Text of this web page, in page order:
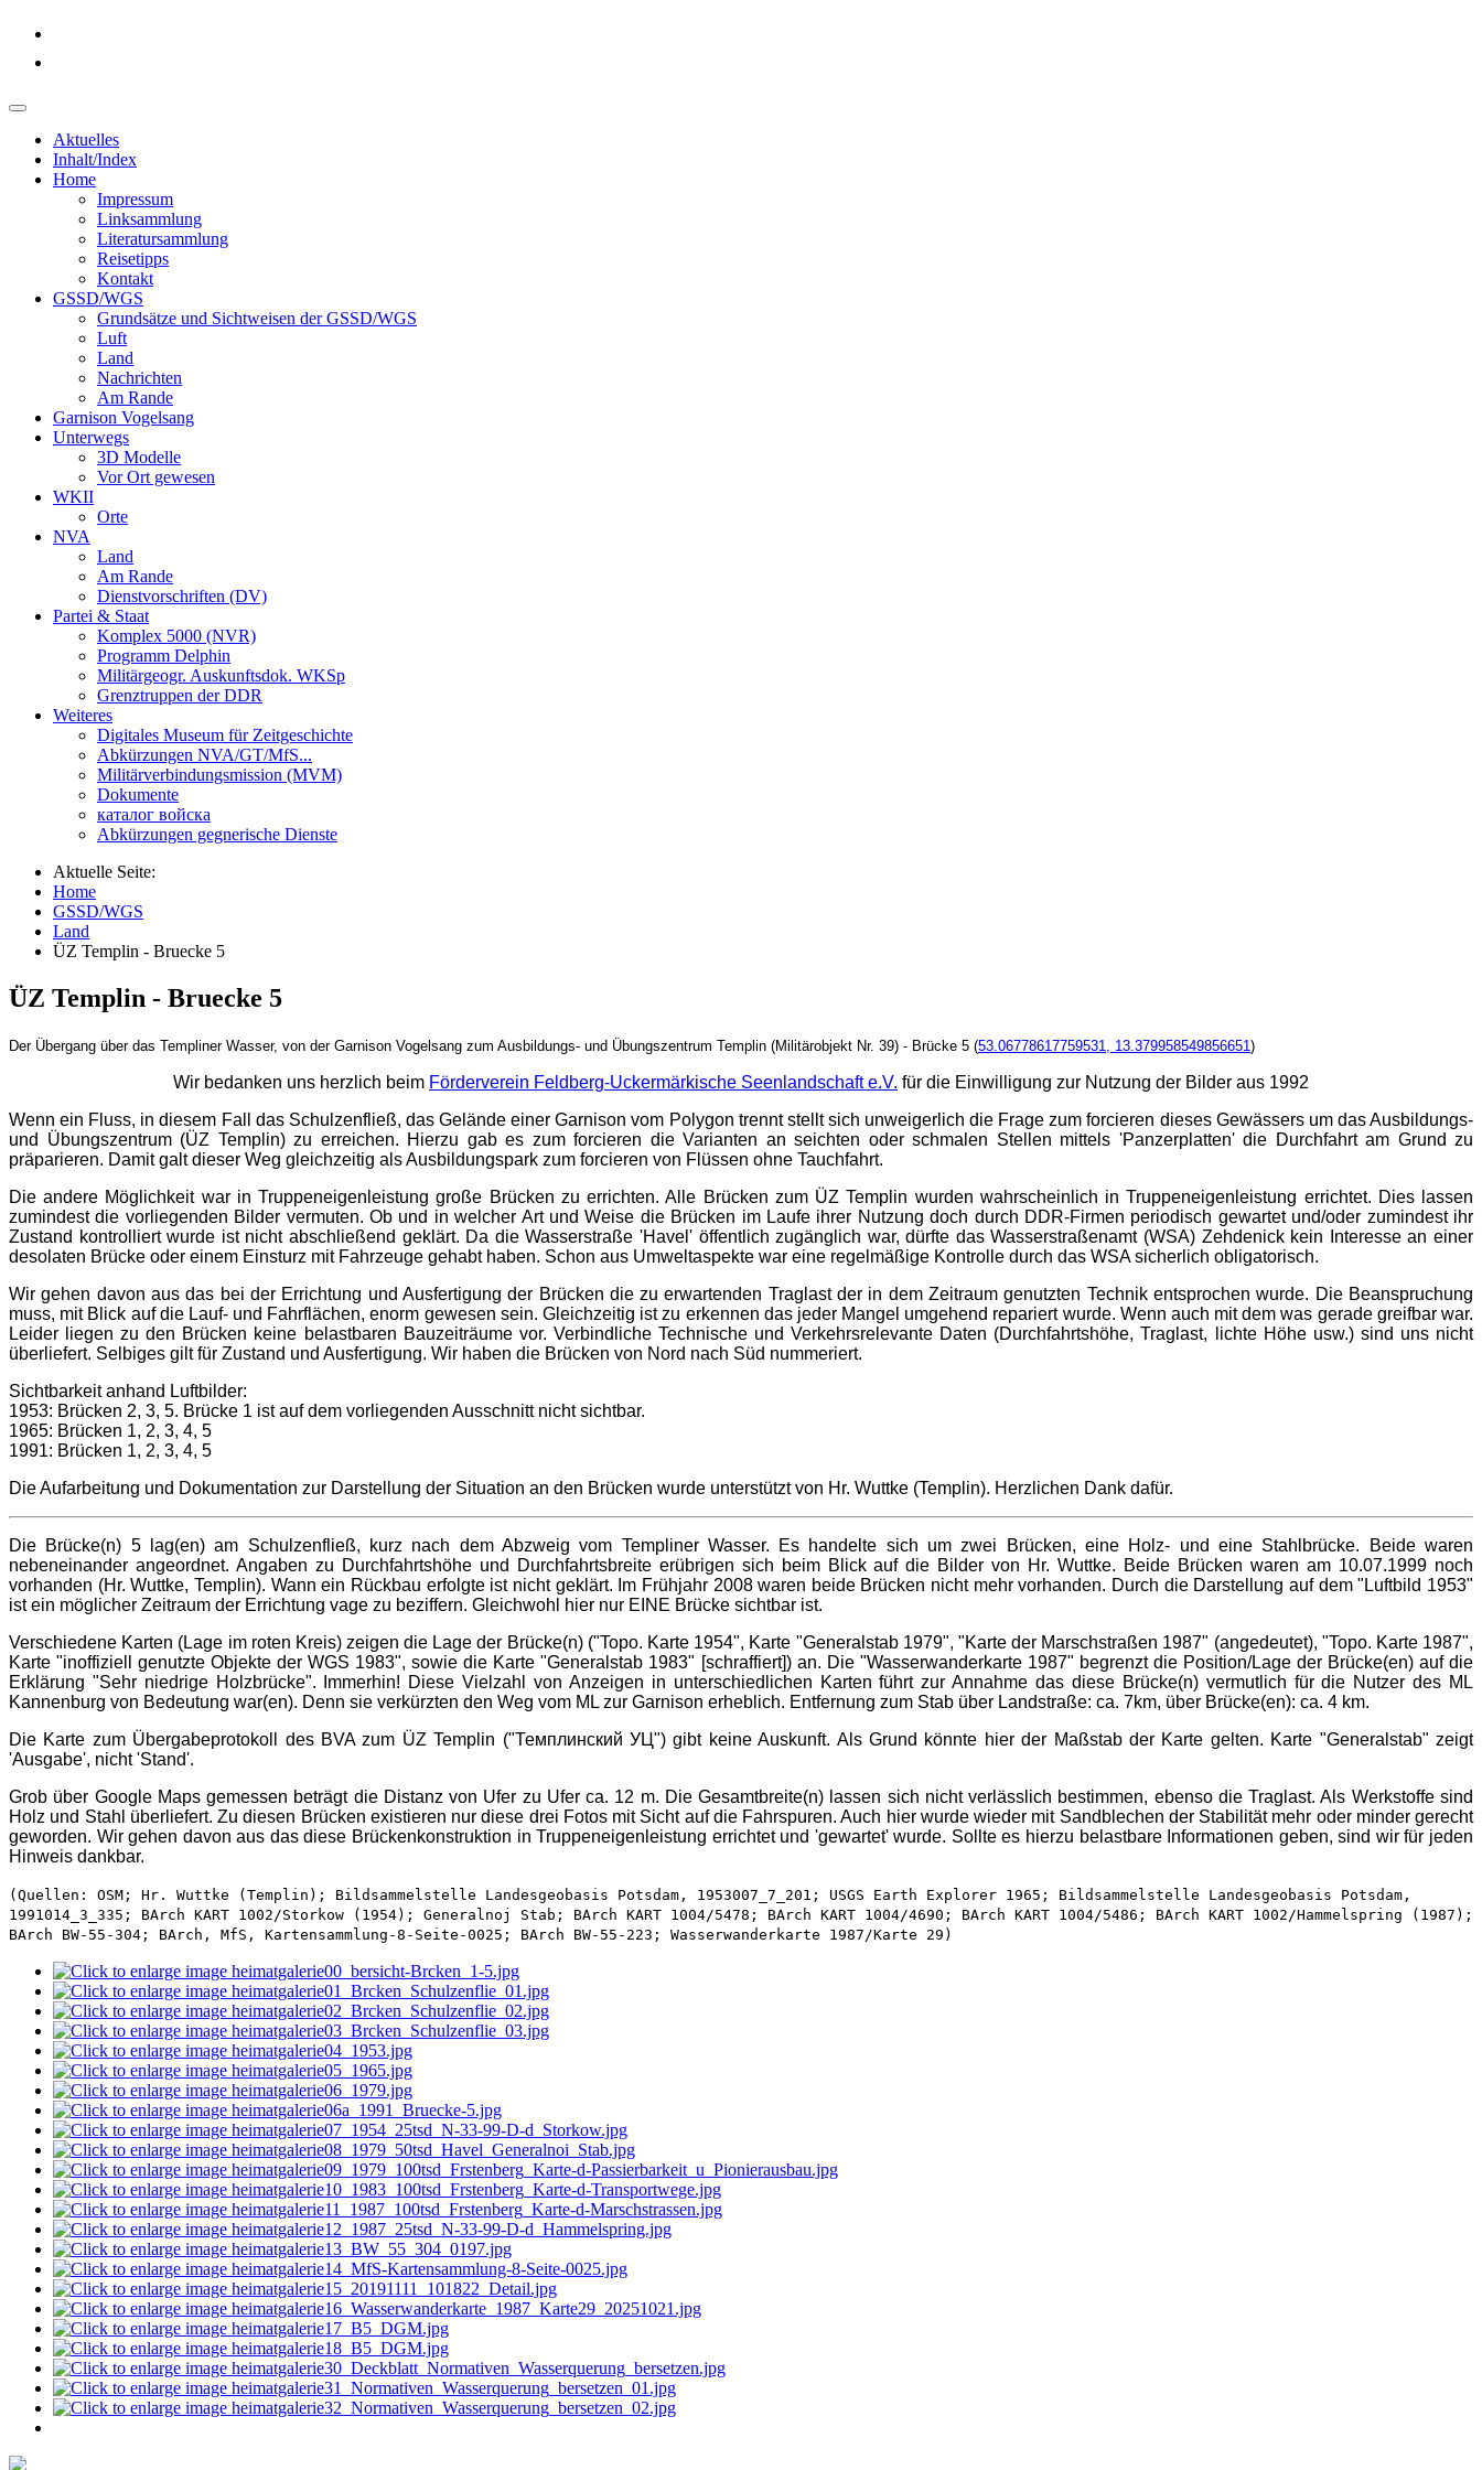
Aktuelles
Inhalt/Index
Home
Impressum
Linksammlung
Literatursammlung
Reisetipps
Kontakt
GSSD/WGS
Grundsätze und Sichtweisen der GSSD/WGS
Luft
Land
Nachrichten
Am Rande
Garnison Vogelsang
Unterwegs
3D Modelle
Vor Ort gewesen
WKII
Orte
NVA
Land
Am Rande
Dienstvorschriften (DV)
Partei & Staat
Komplex 5000 (NVR)
Programm Delphin
Militärgeogr. Auskunftsdok. WKSp
Grenztruppen der DDR
Weiteres
Digitales Museum für Zeitgeschichte
Abkürzungen NVA/GT/MfS...
Militärverbindungsmission (MVM)
Dokumente
каталог войска
Abkürzungen gegnerische Dienste
Aktuelle Seite:
Home
GSSD/WGS
Land
ÜZ Templin - Bruecke 5
ÜZ Templin - Bruecke 5
Der Übergang über das Templiner Wasser, von der Garnison Vogelsang zum Ausbildungs- und Übungszentrum Templin (Militärobjekt Nr. 39) - Brücke 5 (53.06778617759531, 13.379958549856651 )
Wir bedanken uns herzlich beim Förderverein Feldberg-Uckermärkische Seenlandschaft e.V. für die Einwilligung zur Nutzung der Bilder aus 1992
Wenn ein Fluss, in diesem Fall das Schulzenfließ, das Gelände einer Garnison vom Polygon trennt stellt sich unweigerlich die Frage zum forcieren dieses Gewässers um das Ausbildungs-
und Übungszentrum (ÜZ Templin) zu erreichen. Hierzu gab es zum forcieren die Varianten an seichten oder schmalen Stellen mittels 'Panzerplatten' die Durchfahrt am Grund zu
präparieren. Damit galt dieser Weg gleichzeitig als Ausbildungspark zum forcieren von Flüssen ohne Tauchfahrt.
Die andere Möglichkeit war in Truppeneigenleistung große Brücken zu errichten. Alle Brücken zum ÜZ Templin wurden wahrscheinlich in Truppeneigenleistung errichtet. Dies lassen
zumindest die vorliegenden Bilder vermuten. Ob und in welcher Art und Weise die Brücken im Laufe ihrer Nutzung doch durch DDR-Firmen periodisch gewartet und/oder zumindest ihr
Zustand kontrolliert wurde ist nicht abschließend geklärt. Da die Wasserstraße 'Havel' öffentlich zugänglich war, dürfte das Wasserstraßenamt (WSA) Zehdenick kein Interesse an einer
desolaten Brücke oder einem Einsturz mit Fahrzeuge gehabt haben. Schon aus Umweltaspekte war eine regelmäßige Kontrolle durch das WSA sicherlich obligatorisch.
Wir gehen davon aus das bei der Errichtung und Ausfertigung der Brücken die zu erwartenden Traglast der in dem Zeitraum genutzten Technik entsprochen wurde. Die Beanspruchung
muss, mit Blick auf die Lauf- und Fahrflächen, enorm gewesen sein. Gleichzeitig ist zu erkennen das jeder Mangel umgehend repariert wurde. Wenn auch mit dem was gerade greifbar war.
Leider liegen zu den Brücken keine belastbaren Bauzeiträume vor. Verbindliche Technische und Verkehrsrelevante Daten (Durchfahrtshöhe, Traglast, lichte Höhe usw.) sind uns nicht
überliefert. Selbiges gilt für Zustand und Ausfertigung. Wir haben die Brücken von Nord nach Süd nummeriert.
Sichtbarkeit anhand Luftbilder:
1953: Brücken 2, 3, 5. Brücke 1 ist auf dem vorliegenden Ausschnitt nicht sichtbar.
1965: Brücken 1, 2, 3, 4, 5
1991: Brücken 1, 2, 3, 4, 5
Die Aufarbeitung und Dokumentation zur Darstellung der Situation an den Brücken wurde unterstützt von Hr. Wuttke (Templin). Herzlichen Dank dafür.
Die Brücke(n) 5 lag(en) am Schulzenfließ, kurz nach dem Abzweig vom Templiner Wasser. Es handelte sich um zwei Brücken, eine Holz- und eine Stahlbrücke. Beide waren
nebeneinander angeordnet. Angaben zu Durchfahrtshöhe und Durchfahrtsbreite erübrigen sich beim Blick auf die Bilder von Hr. Wuttke. Beide Brücken waren am 10.07.1999 noch
vorhanden (Hr. Wuttke, Templin). Wann ein Rückbau erfolgte ist nicht geklärt. Im Frühjahr 2008 waren beide Brücken nicht mehr vorhanden. Durch die Darstellung auf dem "Luftbild 1953"
ist ein möglicher Zeitraum der Errichtung vage zu beziffern. Gleichwohl hier nur EINE Brücke sichtbar ist.
Verschiedene Karten (Lage im roten Kreis) zeigen die Lage der Brücke(n) ("Topo. Karte 1954", Karte "Generalstab 1979", "Karte der Marschstraßen 1987" (angedeutet), "Topo. Karte 1987",
Karte "inoffiziell genutzte Objekte der WGS 1983", sowie die Karte "Generalstab 1983" [schraffiert]) an. Die "Wasserwanderkarte 1987" begrenzt die Position/Lage der Brücke(en) auf die
Erklärung "Sehr niedrige Holzbrücke". Immerhin! Diese Vielzahl von Anzeigen in unterschiedlichen Karten führt zur Annahme das diese Brücke(n) vermutlich für die Nutzer des ML
Kannenburg von Bedeutung war(en). Denn sie verkürzten den Weg vom ML zur Garnison erheblich. Entfernung zum Stab über Landstraße: ca. 7km, über Brücke(en): ca. 4 km.
Die Karte zum Übergabeprotokoll des BVA zum ÜZ Templin ("Темплинский УЦ") gibt keine Auskunft. Als Grund könnte hier der Maßstab der Karte gelten. Karte "Generalstab" zeigt
'Ausgabe', nicht 'Stand'.
Grob über Google Maps gemessen beträgt die Distanz von Ufer zu Ufer ca. 12 m. Die Gesamtbreite(n) lassen sich nicht verlässlich bestimmen, ebenso die Traglast. Als Werkstoffe sind
Holz und Stahl überliefert. Zu diesen Brücken existieren nur diese drei Fotos mit Sicht auf die Fahrspuren. Auch hier wurde wieder mit Sandblechen der Stabilität mehr oder minder gerecht
geworden. Wir gehen davon aus das diese Brückenkonstruktion in Truppeneigenleistung errichtet und 'gewartet' wurde. Sollte es hierzu belastbare Informationen geben, sind wir für jeden
Hinweis dankbar.
(Quellen: OSM; Hr. Wuttke (Templin); Bildsammelstelle Landesgeobasis Potsdam, 1953007_7_201; USGS Earth Explorer 1965; Bildsammelstelle Landesgeobasis Potsdam,
1991014_3_335; BArch KART 1002/Storkow (1954); Generalnoj Stab; BArch KART 1004/5478; BArch KART 1004/4690; BArch KART 1004/5486; BArch KART 1002/Hammelspring (1987);
BArch BW-55-304; BArch, MfS, Kartensammlung-8-Seite-0025; BArch BW-55-223; Wasserwanderkarte 1987/Karte 29)